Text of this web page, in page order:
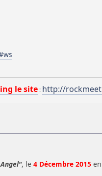
le site: http://
, le 4 Décembre 2015en